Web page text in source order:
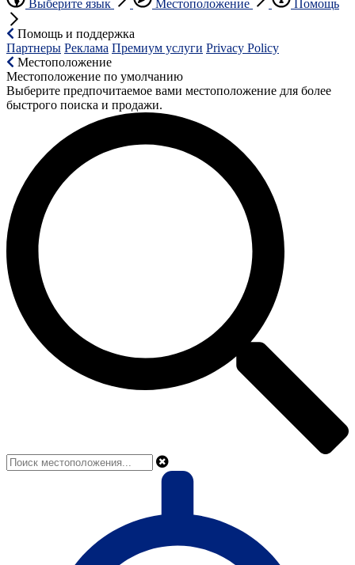
Выберите язык Местоположение Помощь
Помощь и поддержка
Партнеры Реклама Премиум услуги Privacy Policy
Местоположение
Местоположение по умолчанию
Выберите предпочитаемое вами местоположение для более
быстрого поиска и продажи.